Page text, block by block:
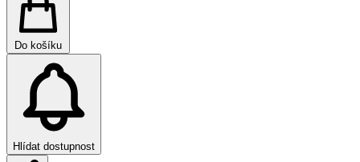
Do košíku
Hlídat dostupnost